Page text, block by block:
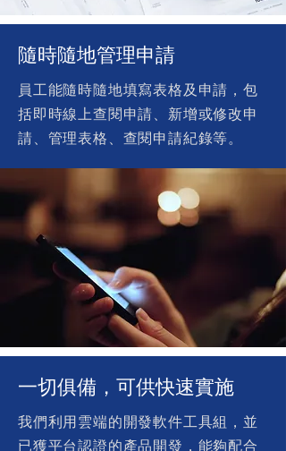
隨時隨地管理申請
員工能隨時隨地填寫表格及申請，包
括即時線上查閱申請、新增或修改申
請、管理表格、查閱申請紀錄等。
一切俱備，可供快速實施
我們利用雲端的開發軟件工具組，並
已獲平台認證的產品開發，能夠配合